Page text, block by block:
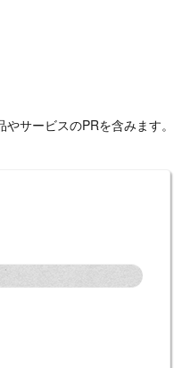
サービスのPRを含みます。